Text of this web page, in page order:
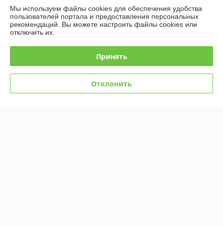
Контакты
Доставка и оплата
Мы используем файлы cookies для обеспечения удобства
пользователей портала и предоставления персональных
рекомендаций. Вы можете настроить файлы cookies или
отключить их.
Принять
Отклонить